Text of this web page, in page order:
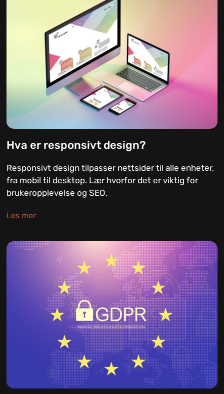
Hva er responsivt design?
Responsivt design tilpasser nettsider til alle enheter,
fra mobil til desktop. Lær hvorfor det er viktig for
brukeropplevelse og SEO.
Les mer